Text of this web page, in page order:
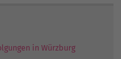
in Würzburg